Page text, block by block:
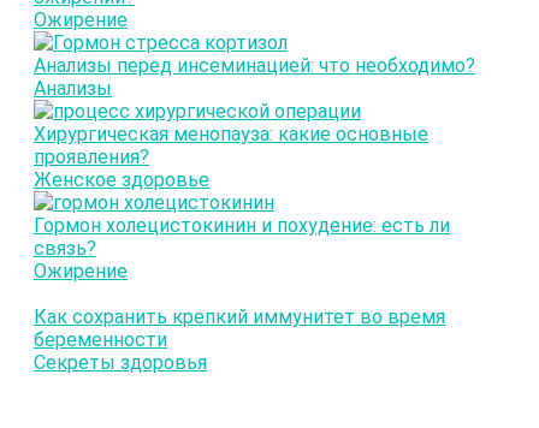
Ожирение
Анализы перед инсеминацией: что необходимо?
Анализы
Хирургическая менопауза: какие основные
проявления?
Женское здоровье
Гормон холецистокинин и похудение: есть ли
связь?
Ожирение
Как сохранить крепкий иммунитет во время
беременности
Секреты здоровья